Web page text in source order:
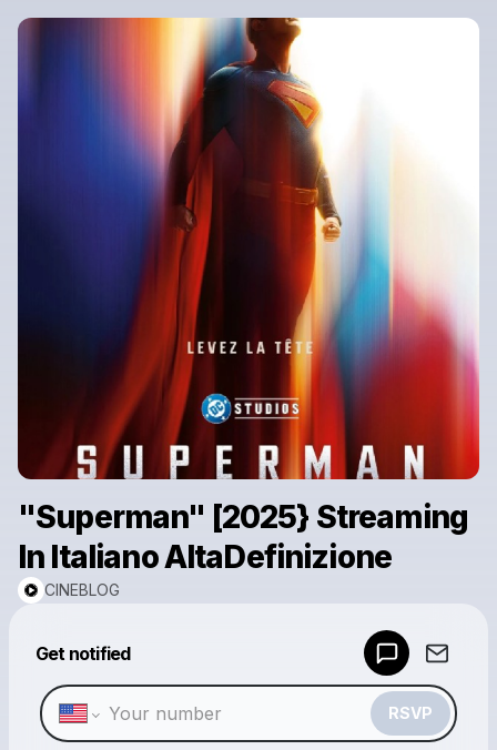
"Superman" [2025} Streaming
In Italiano AltaDefinizione
CINEBLOG
Get notified
RSVP